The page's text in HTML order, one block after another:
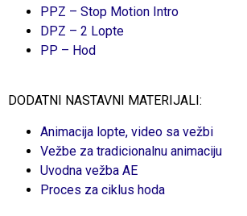
PPZ – Stop Motion Intro
DPZ – 2 Lopte
PP – Hod
DODATNI NASTAVNI MATERIJALI:
Animacija lopte, video sa vežbi
Vežbe za tradicionalnu animaciju
Uvodna vežba AE
Proces za ciklus hoda